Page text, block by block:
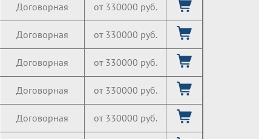
Договорная от 330000 руб.
Договорная от 330000 руб.
Договорная от 330000 руб.
Договорная от 330000 руб.
Договорная от 330000 руб.